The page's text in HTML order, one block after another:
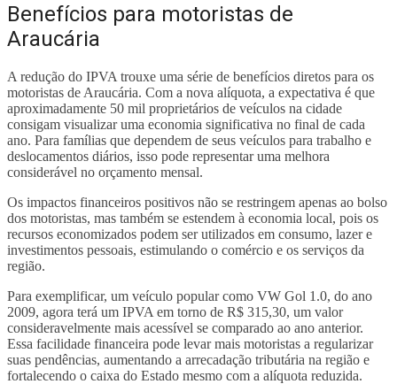
Benefícios para motoristas de
Araucária
A redução do IPVA trouxe uma série de benefícios diretos para os
motoristas de Araucária. Com a nova alíquota, a expectativa é que
aproximadamente 50 mil proprietários de veículos na cidade
consigam visualizar uma economia significativa no final de cada
ano. Para famílias que dependem de seus veículos para trabalho e
deslocamentos diários, isso pode representar uma melhora
considerável no orçamento mensal.
Os impactos financeiros positivos não se restringem apenas ao bolso
dos motoristas, mas também se estendem à economia local, pois os
recursos economizados podem ser utilizados em consumo, lazer e
investimentos pessoais, estimulando o comércio e os serviços da
região.
Para exemplificar, um veículo popular como VW Gol 1.0, do ano
2009, agora terá um IPVA em torno de R$ 315,30, um valor
consideravelmente mais acessível se comparado ao ano anterior.
Essa facilidade financeira pode levar mais motoristas a regularizar
suas pendências, aumentando a arrecadação tributária na região e
fortalecendo o caixa do Estado mesmo com a alíquota reduzida.